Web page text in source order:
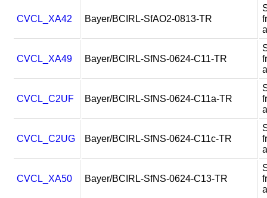
CVCL_XA42 Bayer/BCIRL-SfAO2-0813-TR
CVCL_XA49 Bayer/BCIRL-SfNS-0624-C11-TR
CVCL_C2UF Bayer/BCIRL-SfNS-0624-C11a-TR
CVCL_C2UG Bayer/BCIRL-SfNS-0624-C11c-TR
CVCL_XA50 Bayer/BCIRL-SfNS-0624-C13-TR